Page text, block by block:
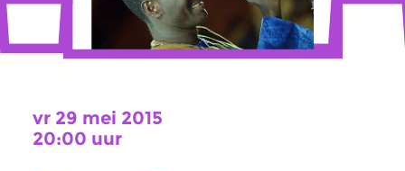
vr 29 mei 2015
20:00 uur